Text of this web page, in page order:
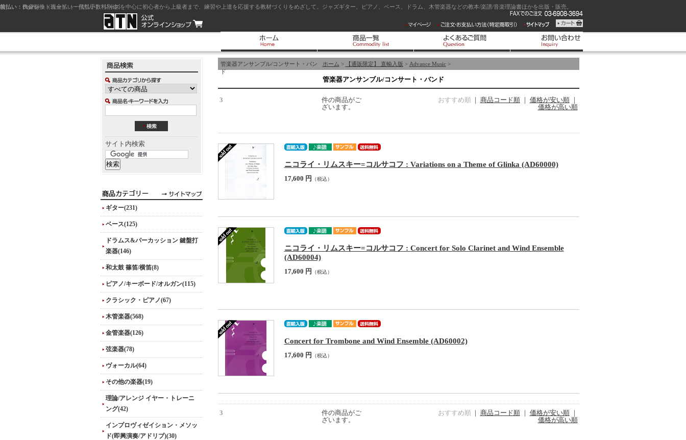
ジャズを中心に初心者から上級者まで、練習や上達を応援する教材づくりをめざして。ジャズギター、ピアノ、ベース、ドラム、木管楽器などの教本/楽譜/音楽理論書ほかを出版・販売。
サイト内検索
ギター(231)
ベース(125)
ドラムス&パーカッション 鍵盤打
楽器(146)
和太鼓 篠笛/横笛(8)
ピアノ/キーボード/オルガン(115)
クラシック・ピアノ(67)
木管楽器(568)
金管楽器(126)
弦楽器(78)
ヴォーカル(64)
その他の楽器(19)
理論/アレンジ イヤー・トレーニ
ング(42)
インプロヴィゼイション・メソッ
ド(即興演奏/アドリブ)(30)
ホーム > 【通販限定】 直輸入版 > Advance Music>
管楽器アンサンブル/コンサート・バン
ド
管楽器アンサンブル/コンサート・バンド
3
件の商品がご
ざいます。
おすすめ順 商品コード順 価格が安い順
価格が高い順
ニコライ・リムスキー=コルサコフ : Variations on a Theme of Glinka (AD60000)
17,600 円 （税込）
ニコライ・リムスキー=コルサコフ : Concert for Solo Clarinet and Wind Ensemble
(AD60004)
17,600 円 （税込）
Concert for Trombone and Wind Ensemble (AD60002)
17,600 円 （税込）
3
件の商品がご
ざいます。
おすすめ順 商品コード順 価格が安い順
価格が高い順
前払い：クレジットカード（一括払い）
後払い：代金引換（現金払い・代引手数料別途）
前払い：PayPay